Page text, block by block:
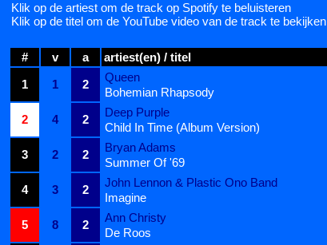
Klik op de artiest om de track op Spotify te beluisteren
Klik op de titel om de YouTube video van de track te bekijken
# v a artiest(en) / titel
1
1 2
Queen
Bohemian Rhapsody
2
4 2
Deep Purple
Child In Time (Album Version)
3
2 2
Bryan Adams
Summer Of '69
4
3 2
John Lennon & Plastic Ono Band
Imagine
5
8 2
Ann Christy
De Roos